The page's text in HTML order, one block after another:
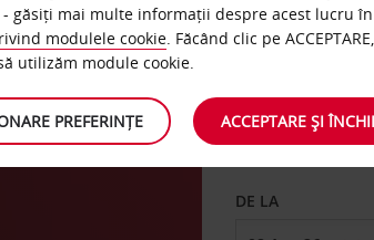
PRELUARE DE LA
Alegeți o
DE LA
găsiți mai multe informații despre acest lucru în
modulele cookie. Făcând clic pe
utilizăm module cookie.
PREFERINȚE ACCEPTARE ȘI